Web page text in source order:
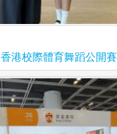
香港校際體育舞蹈公開賽